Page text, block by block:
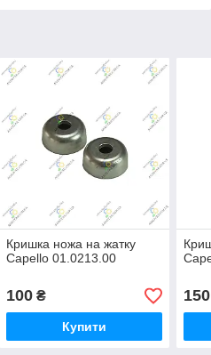
Кришка ножа на жатку
Capello 01.0213.00
100₴
Купити
150